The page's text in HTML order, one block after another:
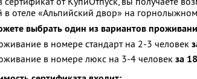
в отеле «Альпийский двор» на
выбрать один из вариантов
в номере стандарт на 2-3 человек
в номере люкс на 3-4 человек за